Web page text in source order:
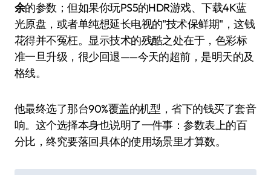
余的参数；但如果你玩PS5的HDR游戏、下载4K蓝
光原盘，或者单纯想延长电视的"技术保鲜期"，这钱
花得并不冤枉。显示技术的残酷之处在于，色彩标
准一旦升级，很少回退——今天的超前，是明天的及
格线。
他最终选了那台90%覆盖的机型，省下的钱买了套音
响。这个选择本身也说明了一件事：参数表上的百
分比，终究要落回具体的使用场景里才算数。